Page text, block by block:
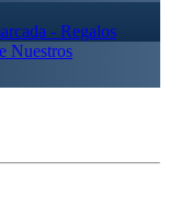
- Regalos
Nuestros